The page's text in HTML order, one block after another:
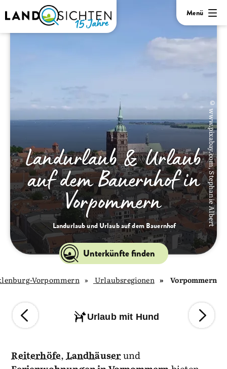
Menü
© www.pixabay.com, Stephanie Albert
Landurlaub & Urlaub
auf dem Bauernhof in
Vorpommern
Landurlaub und Urlaub auf dem Bauernhof
Unterkünfte finden
Vorpommern
Urlaubsregionen
Vorpommern
Urlaub mit Hund
Reiterhöfe, Landhäuserund